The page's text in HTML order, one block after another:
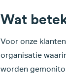
Wat
Voor onze
organisatie
worden